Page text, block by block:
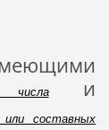
числаи
или составных